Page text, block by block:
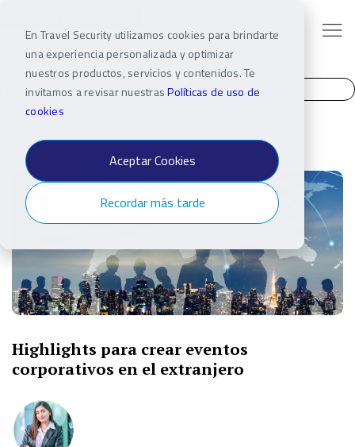
En Travel Security utilizamos cookies para brindarte
una experiencia personalizada y optimizar
nuestros productos, servicios y contenidos. Te
invitamos a revisar nuestrasPolíticas de uso de
cookies
Aceptar Cookies
Recordar más tarde
Highlights para crear eventos
corporativos en el extranjero